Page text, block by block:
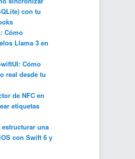
con tu
Cómo
Llama 3 en
Cómo
real desde tu
de NFC en
etiquetas
una
con Swift 6 y